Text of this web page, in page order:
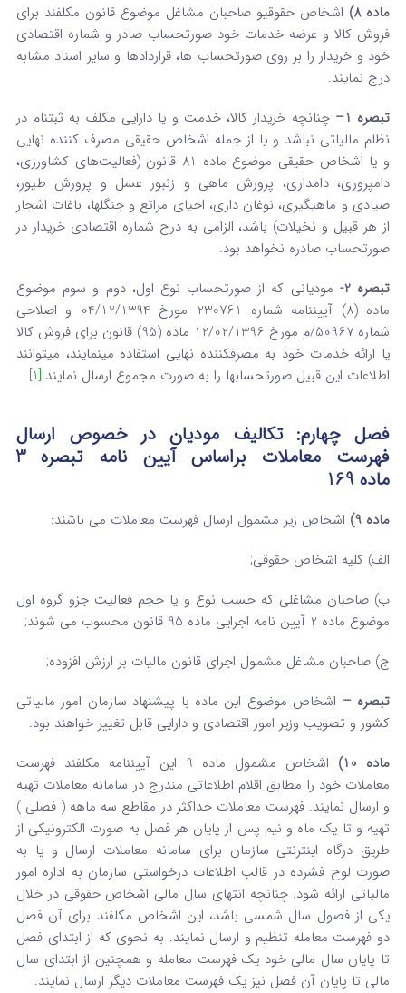
ماده 8)
اشخاص حقوقی­و صاحبان مشاغل موضوع قانون مکلفند برای
فروش کالا و عرضه خدمات خود صورتحساب صادر و شماره اقتصادی
خود و خریدار را بر روی صورتحساب ها، قراردادها و سایر اسناد مشابه
درج نمایند.
تبصره 1–
چنانچه خریدار کالا، خدمت و یا دارایی مکلف به ثبت­نام در
نظام مالیاتی نباشد و یا از جمله اشخاص حقیقی مصرف کننده نهایی
و یا اشخاص حقیقی موضوع ماده 81 قانون (فعالیت‌های کشاورزی‌،
دامپروری‌، دامداری‌، پرورش ماهی و زنبور عسل و پرورش طیور،
صیادی و ماهیگیری‌، نوغان داری‌، احیای مراتع و جنگل­ها، باغات ‌اشجار
از هر قبیل و نخیلات) باشد، الزامی به درج شماره اقتصادی خریدار در
صورتحساب صادره نخواهد بود.
تبصره 2-
مودیانی که از صورتحساب نوع اول، دوم و سوم موضوع
ماده (8) آیین­نامه شماره 230761 مورخ 04/12/1394 و اصلاحی
شماره 50967/م مورخ 12/02/1396 ماده (95) قانون برای فروش کالا
یا ارائه خدمات خود به مصرف­کننده نهایی استفاده می­نمایند، می­توانند
اطلاعات این قبیل صورتحساب­ها را به صورت مجموع ارسال نمایند.[1]
فصل چهارم: تکالیف مودیان در خصوص ارسال
فهرست معاملات
براساس آیین نامه تبصره 3
ماده 169
ماده 9)
اشخاص زیر مشمول ارسال فهرست معاملات می باشند:
الف) کلیه اشخاص حقوقی;
ب) صاحبان مشاغلی که حسب نوع و یا حجم فعالیت جزو گروه اول
موضوع ماده 2 آیین نامه اجرایی ماده 95 قانون محسوب می شوند;
ج) صاحبان مشاغل مشمول اجرای قانون مالیات بر ارزش افزوده;
تبصره – اشخاص موضوع این ماده با پیشنهاد سازمان امور مالیاتی
کشور و تصویب وزیر امور اقتصادی و دارایی قابل تغییر خواهند بود.
ماده 10)
اشخاص مشمول ماده 9 این آیین­نامه مکلفند فهرست
معاملات خود را مطابق اقلام اطلاعاتی مندرج در سامانه معاملات تهیه
و ارسال نمایند. فهرست معاملات حداکثر در مقاطع سه ماهه ( فصلی )
تهیه و تا یک ماه و نیم پس از پایان هر فصل به صورت الکترونیکی از
طریق درگاه اینترنتی سازمان برای سامانه معاملات ارسال و یا به
صورت لوح فشرده در قالب اطلاعات درخواستی سازمان به اداره امور
مالیاتی ارائه شود. چنانچه انتهای سال مالی اشخاص حقوقی در خلال
یکی از فصول سال شمسی باشد، این اشخاص مکلفند برای آن فصل
دو فهرست معامله تنظیم و ارسال نمایند. به نحوی که از ابتدای فصل
تا پایان سال مالی خود یک فهرست معامله و همچنین از ابتدای سال
مالی تا پایان آن فصل نیز یک فهرست معاملات دیگر ارسال نمایند.